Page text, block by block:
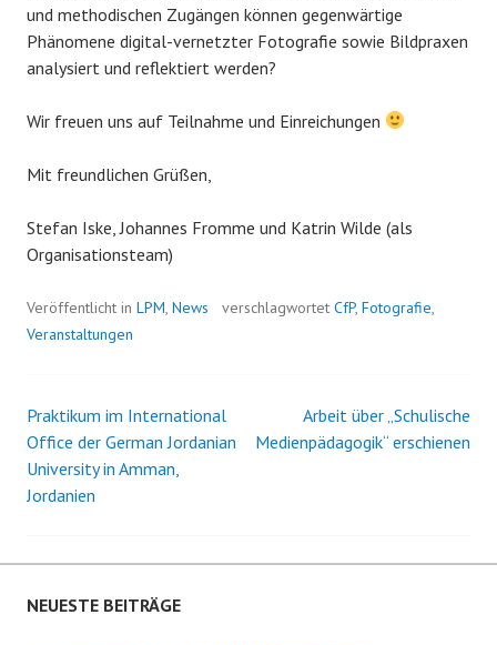
und methodischen Zugängen können gegenwärtige
Phänomene digital-vernetzter Fotografie sowie Bildpraxen
analysiert und reflektiert werden?
Wir freuen uns auf Teilnahme und Einreichungen
Mit freundlichen Grüßen,
Stefan Iske, Johannes Fromme und Katrin Wilde (als
Organisationsteam)
Veröffentlicht in LPM, News verschlagwortet CfP, Fotografie,
Veranstaltungen
Beitrags-
Navigation
Praktikum im International
Office der German Jordanian
University in Amman,
Jordanien
Arbeit über „Schulische
Medienpädagogik“ erschienen
NEUESTE BEITRÄGE